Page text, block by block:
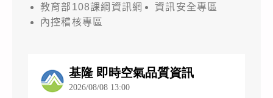
教育部108課綱資訊網
資訊安全專區
內控稽核專區